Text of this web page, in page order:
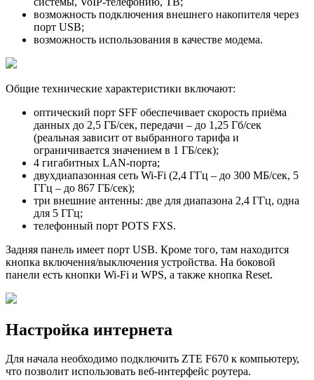
возможность подключения внешнего накопителя через
порт USB;
возможность использования в качестве модема.
Общие технические характеристики включают:
оптический порт SFF обеспечивает скорость приёма
данных до 2,5 ГБ/сек, передачи – до 1,25 Гб/сек
(реальная зависит от выбранного тарифа и
ограничивается значением в 1 ГБ/сек);
4 гигабитных LAN-порта;
двухдиапазонная сеть Wi-Fi (2,4 ГГц – до 300 МБ/сек, 5
ГГц – до 867 ГБ/сек);
три внешние антенны: две для диапазона 2,4 ГГц, одна
для 5 ГГц;
телефонный порт POTS FXS.
Задняя панель имеет порт USB. Кроме того, там находится
кнопка включения/выключения устройства. На боковой
панели есть кнопки Wi-Fi и WPS, а также кнопка Reset.
Настройка интернета
Для начала необходимо подключить ZTE F670 к компьютеру,
что позволит использовать веб-интерфейс роутера.